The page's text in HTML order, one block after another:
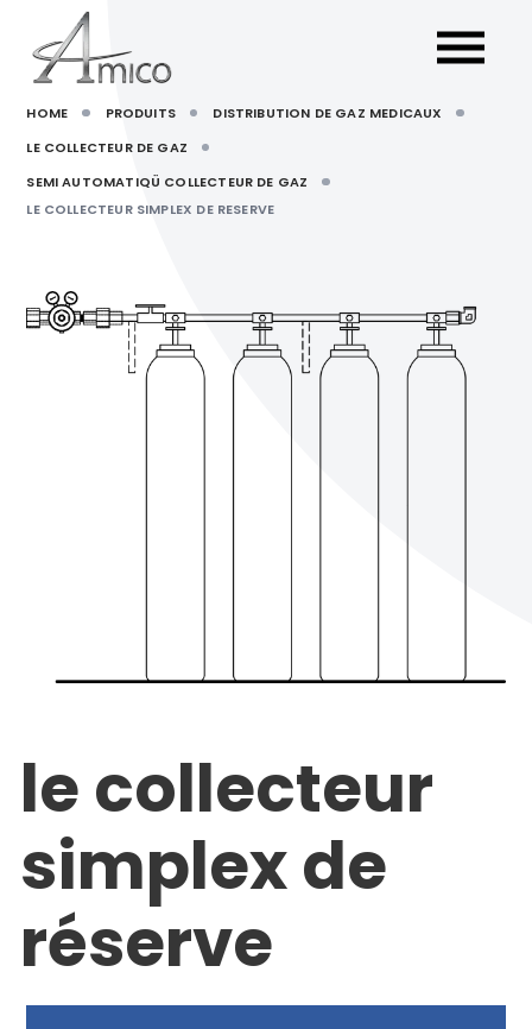
HOME PRODUITS
DISTRIBUTION DE GAZ MEDICAUX
LE COLLECTEUR DE GAZ
SEMI AUTOMATIQÜ COLLECTEUR DE GAZ
LE COLLECTEUR SIMPLEX DE RESERVE
le collecteur
simplex de
réserve